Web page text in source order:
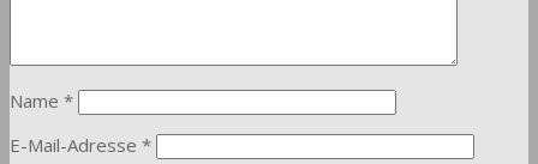
Name *
E-Mail-Adresse *